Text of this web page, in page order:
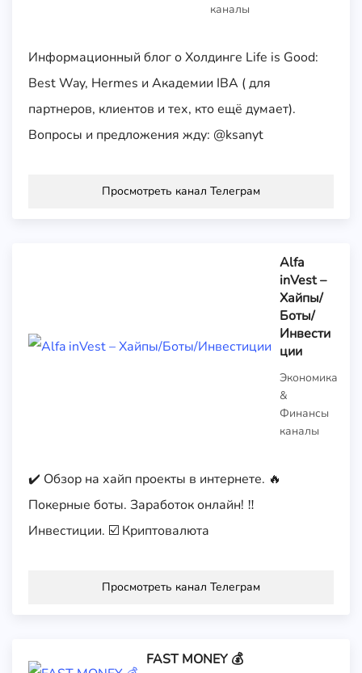
каналы
Информационный блог о Холдинге Life is Good:
Best Way, Hermes и Академии IBA ( для
партнеров, клиентов и тех, кто ещё думает).
Вопросы и предложения жду: @ksanyt
Просмотреть канал Телеграм
Alfa
inVest –
Хайпы/
Боты/
Инвести
ции
Экономика
&
Финансы
каналы
✔️ Обзор на хайп проекты в интернете. 🔥
Покерные боты. Заработок онлайн! ‼️
Инвестиции. ☑️ Криптовалюта
Просмотреть канал Телеграм
FAST MONEY 💰